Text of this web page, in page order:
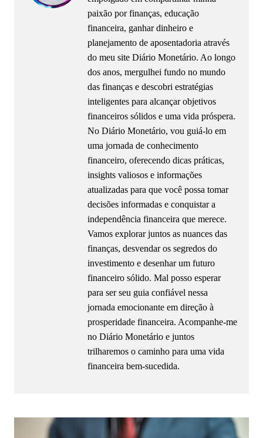
paixão por finanças, educação
financeira, ganhar dinheiro e
planejamento de aposentadoria através
do meu site Diário Monetário. Ao longo
dos anos, mergulhei fundo no mundo
das finanças e descobri estratégias
inteligentes para alcançar objetivos
financeiros sólidos e uma vida próspera.
No Diário Monetário, vou guiá-lo em
uma jornada de conhecimento
financeiro, oferecendo dicas práticas,
insights valiosos e informações
atualizadas para que você possa tomar
decisões informadas e conquistar a
independência financeira que merece.
Vamos explorar juntos as nuances das
finanças, desvendar os segredos do
investimento e desenhar um futuro
financeiro sólido. Mal posso esperar
para ser seu guia confiável nessa
jornada emocionante em direção à
prosperidade financeira. Acompanhe-me
no Diário Monetário e juntos
trilharemos o caminho para uma vida
financeira bem-sucedida.